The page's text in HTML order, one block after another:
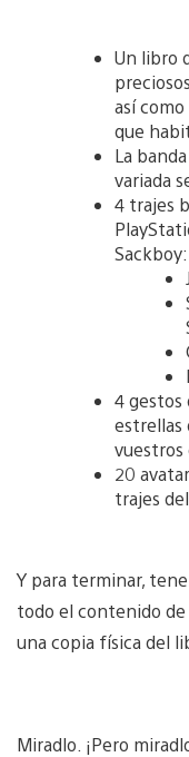
Un libro
así
que
La
variada
4 trajes
Sackboy:
4 gestos
estrellas
vuestros
20
trajes
Y para terminar,
todo el contenido de
una copia física del
Miradlo. ¡Pero